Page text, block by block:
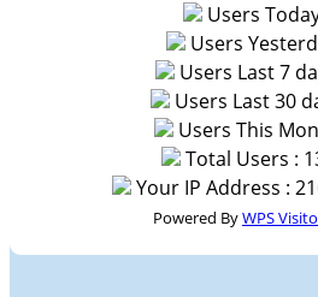
Users
Users
Users Last 7
Users Last 30
Users This
Total Users :
Your IP Address :
Powered ByWPS